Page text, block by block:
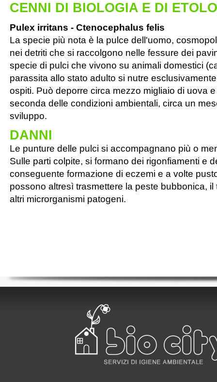
CENNI DI BIOLOGIA E DI
Pulex irritans - Ctenocephalus felis
La specie più nota è la pulce dell'uomo,
nei detriti che si raccolgono nelle fessure dei
specie di pulci che vivono su animali domestici
parassita allo stato adulto si nutre
ospiti. Può deporre circa mezzo migliaio di uova
seconda delle condizioni ambientali, circa un
sviluppo.
DANNI
Le punture delle pulci si accompagnano più o
Sulle parti colpite, si formano dei rigonfiamenti e
conseguente formazione di eczemi e a volte
possono altresì trasmettere la peste bubbonica, il
altri microrganismi patogeni.